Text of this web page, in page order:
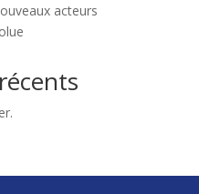
acteurs